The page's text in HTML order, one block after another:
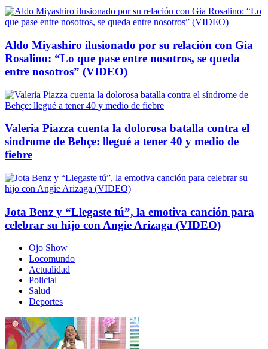
Aldo Miyashiro ilusionado por su relación con Gia
Rosalino: “Lo que pase entre nosotros, se queda
entre nosotros” (VIDEO)
Valeria Piazza cuenta la dolorosa batalla contra el
síndrome de Behçe: llegué a tener 40 y medio de
fiebre
Jota Benz y “Llegaste tú”, la emotiva canción para
celebrar su hijo con Angie Arizaga (VIDEO)
Ojo Show
Locomundo
Actualidad
Policial
Salud
Deportes